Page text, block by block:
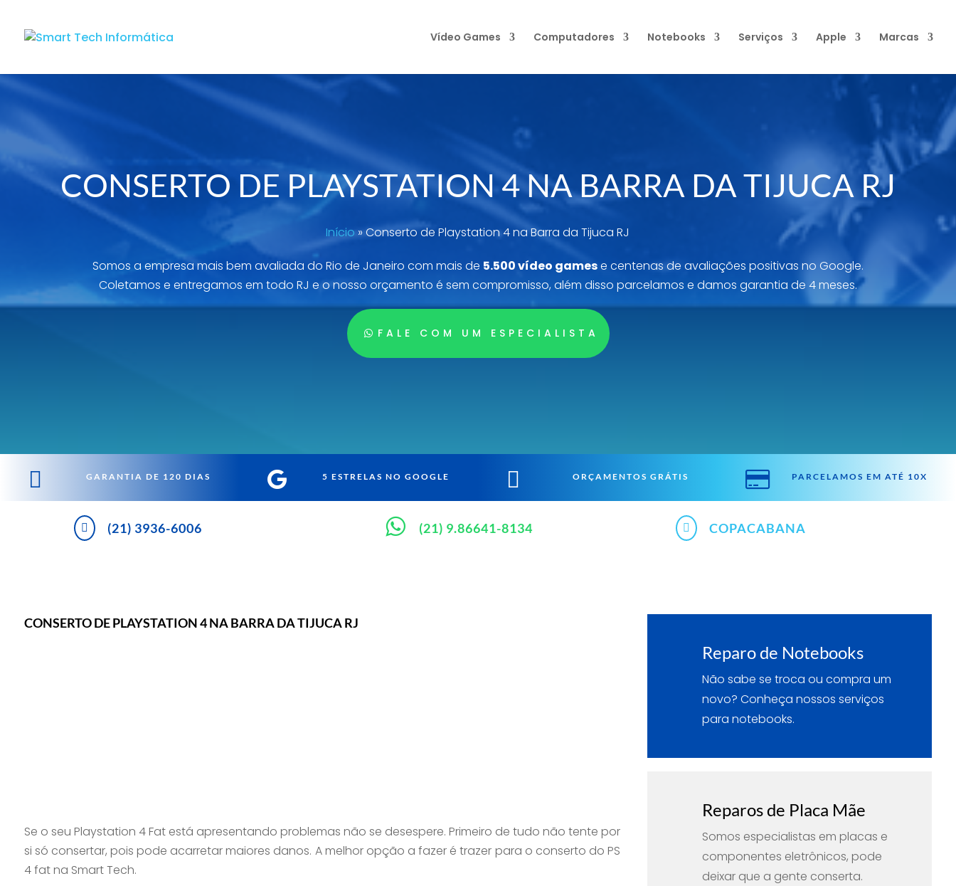
Vídeo Games Computadores Notebooks Serviços Apple Marcas
CONSERTO DE PLAYSTATION 4 NA BARRA DA TIJUCA RJ
Início»Conserto de Playstation 4 na Barra da Tijuca RJ
Somos a empresa mais bem avaliada do Rio de Janeiro com mais de 5.500 vídeo gamese centenas de avaliações positivas no Google.
Coletamos e entregamos em todo RJ e o nosso orçamento é sem compromisso, além disso parcelamos e damos garantia de 4 meses.
FALE COM UM ESPECIALISTA
 GARANTIA DE 120 DIAS  5 ESTRELAS NO GOOGLE  ORÇAMENTOS GRÁTIS  PARCELAMOS EM ATÉ 10X
 (21) 3936-6006  (21) 9.86641-8134  COPACABANA
CONSERTO DE PLAYSTATION 4 NA BARRA DA TIJUCA RJ
Se o seu Playstation 4 Fat está apresentando problemas não se desespere. Primeiro de tudo não tente por
si só consertar, pois pode acarretar maiores danos. A melhor opção a fazer é trazer para o conserto do PS
4 fat na Smart Tech.
Reparo de Notebooks
Não sabe se troca ou compra um
novo? Conheça nossos serviços
para notebooks.
Reparos de Placa Mãe
Somos especialistas em placas e
componentes eletrônicos, pode
deixar que a gente conserta.